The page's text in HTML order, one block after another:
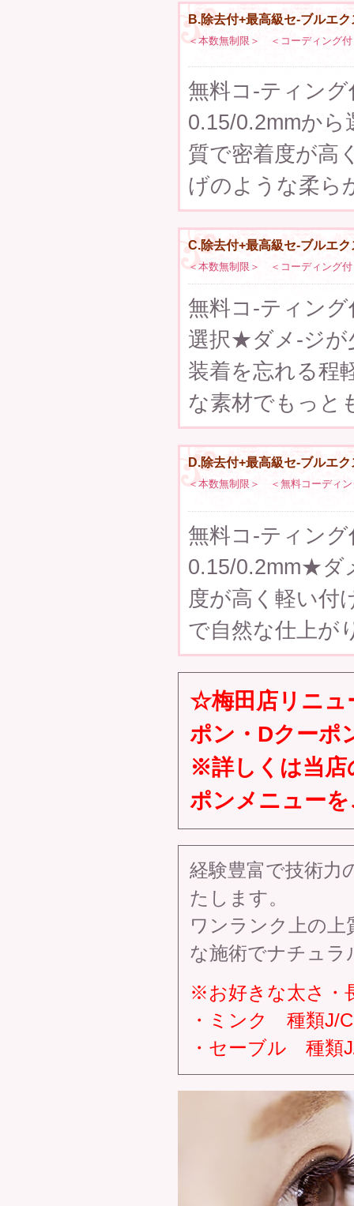
B.除去付+最高級セ-ブルエク
＜本数無制限＞ ＜コーディング付
無料コ-ティン
0.15/0.2mmか
質で密着度が高
げのような柔ら
C.除去付+最高級セ-ブルエク
＜本数無制限＞ ＜コーディング付
無料コ-ティン
選択★ダメ-ジが
装着を忘れる程
な素材でもっと
D.除去付+最高級セ-ブルエ
＜本数無制限＞ ＜無料コーディン
無料コ-ティン
0.15/0.2mm★ダ
度が高く軽い付
で自然な仕上が
☆梅田店リニ
ポン・Dクー
※詳しくは当店
ポンメニュー
経験豊富で技術力
たします。
ワンランク上の
な施術でナチュラ
※お好きな太さ・
・ミンク 種類J/
・セーブル 種類